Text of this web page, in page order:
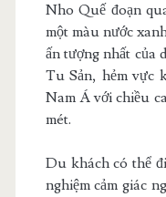
Nho Quế đoạn
một màu nước
ấn tượng nhất của
Tu Sản, hẻm vực
Nam Á với chiều
mét.
Du khách có thể
nghiệm cảm giác